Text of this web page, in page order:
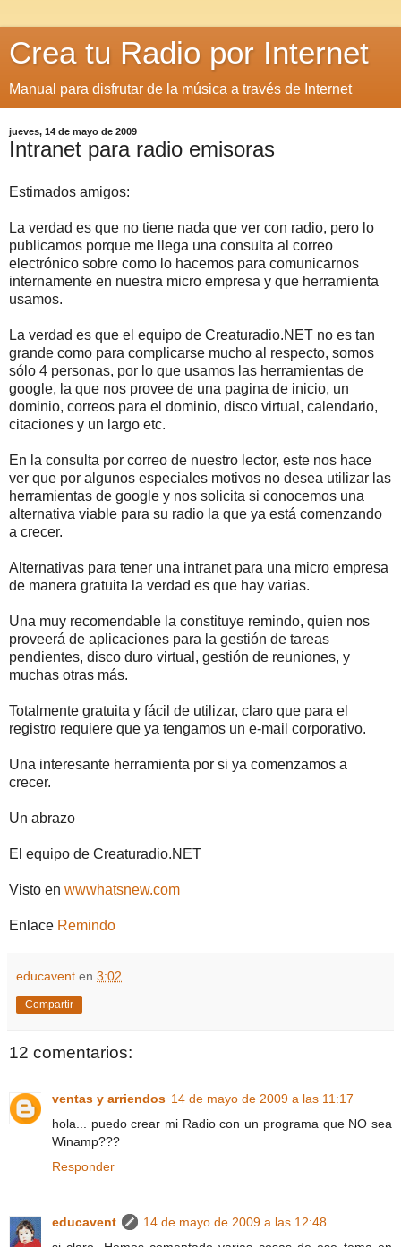
Crea tu Radio por Internet
Manual para disfrutar de la música a través de Internet
jueves, 14 de mayo de 2009
Intranet para radio emisoras
Estimados amigos:
La verdad es que no tiene nada que ver con radio, pero lo
publicamos porque me llega una consulta al correo
electrónico sobre como lo hacemos para comunicarnos
internamente en nuestra micro empresa y que herramienta
usamos.
La verdad es que el equipo de Creaturadio.NET no es tan
grande como para complicarse mucho al respecto, somos
sólo 4 personas, por lo que usamos las herramientas de
google, la que nos provee de una pagina de inicio, un
dominio, correos para el dominio, disco virtual, calendario,
citaciones y un largo etc.
En la consulta por correo de nuestro lector, este nos hace
ver que por algunos especiales motivos no desea utilizar las
herramientas de google y nos solicita si conocemos una
alternativa viable para su radio la que ya está comenzando
a crecer.
Alternativas para tener una intranet para una micro empresa
de manera gratuita la verdad es que hay varias.
Una muy recomendable la constituye remindo, quien nos
proveerá de aplicaciones para la gestión de tareas
pendientes, disco duro virtual, gestión de reuniones, y
muchas otras más.
Totalmente gratuita y fácil de utilizar, claro que para el
registro requiere que ya tengamos un e-mail corporativo.
Una interesante herramienta por si ya comenzamos a
crecer.
Un abrazo
El equipo de Creaturadio.NET
Visto en wwwhatsnew.com
Enlace Remindo
educavent en 3:02
Compartir
12 comentarios:
ventas y arriendos 14 de mayo de 2009 a las 11:17
hola... puedo crear mi Radio con un programa que NO sea
Winamp???
Responder
educavent
14 de mayo de 2009 a las 12:48